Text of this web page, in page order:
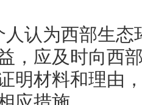
人认为西部生
，应及时向西
明材料和理由